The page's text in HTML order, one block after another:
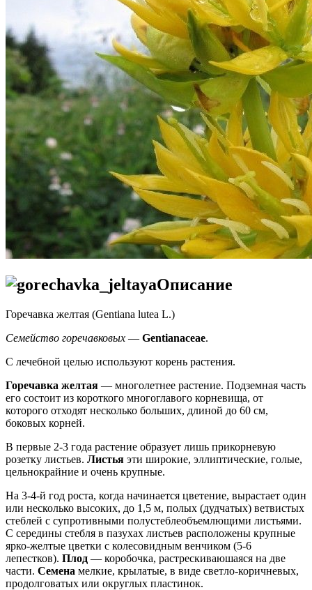
Описание
Горечавка желтая (Gentiana lutea L.)
Семейство горечавковых — Gentianaceae.
С лечебной целью используют корень растения.
Горечавка желтая — многолетнее растение. Подземная часть
его состоит из короткого многоглавого корневища, от
которого отходят несколько больших, длиной до 60 см,
боковых корней.
В первые 2-3 года растение образует лишь прикорневую
розетку листьев. Листья эти широкие, эллиптические, голые,
цельнокрайние и очень крупные.
На 3-4-й год роста, когда начинается цветение, вырастает один
или несколько высоких, до 1,5 м, полых (дудчатых) ветвистых
стеблей с супротивными полустеблеобъемлющими листьями.
С середины стебля в пазухах листьев расположены крупные
ярко-желтые цветки с колесовидным венчиком (5-6
лепестков). Плод — коробочка, растрескиваюшаяся на две
части. Семена мелкие, крылатые, в виде светло-коричневых,
продолговатых или округлых пластинок.